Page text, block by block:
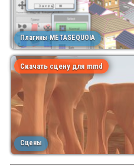
Плагины METASEQUOIA
Скачать сцену для mmd
Сцены